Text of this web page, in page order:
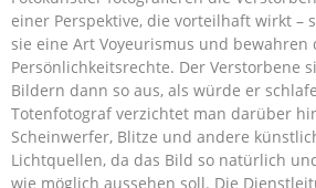
einer Perspektive, die vorteilhaft wirkt –
sie eine Art Voyeurismus und bewahren
Persönlichkeitsrechte. Der Verstorbene
Bildern dann so aus, als würde er
Totenfotograf verzichtet man darüber
Scheinwerfer, Blitze und andere
Lichtquellen, da das Bild so natürlich
wie möglich aussehen soll. Die